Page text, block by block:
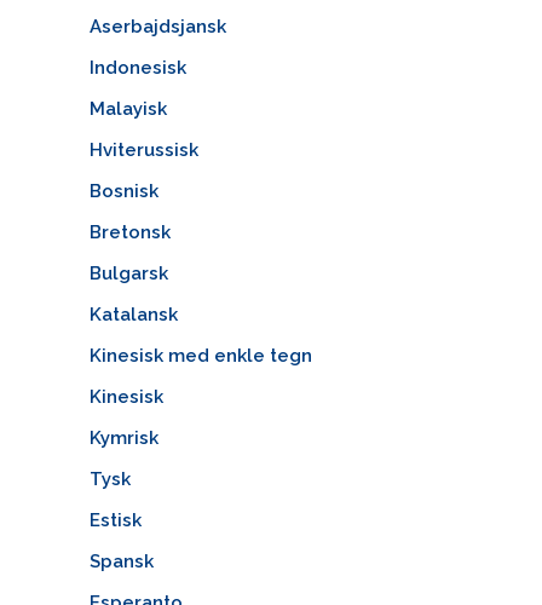
Aserbajdsjansk
Indonesisk
Malayisk
Hviterussisk
Bosnisk
Bretonsk
Bulgarsk
Katalansk
Kinesisk med enkle tegn
Kinesisk
Kymrisk
Tysk
Estisk
Spansk